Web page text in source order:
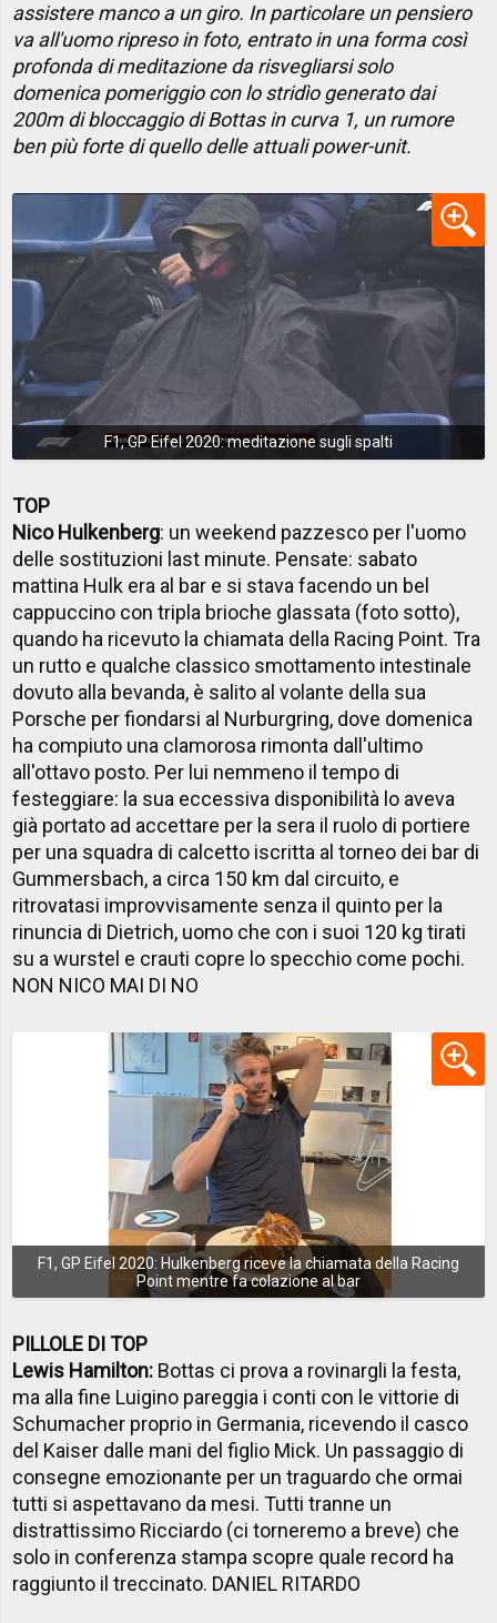
assistere manco a un giro. In particolare un pensiero
va all'uomo ripreso in foto, entrato in una forma così
profonda di meditazione da risvegliarsi solo
domenica pomeriggio con lo stridìo generato dai
200m di bloccaggio di Bottas in curva 1, un rumore
ben più forte di quello delle attuali power-unit.
F1, GP Eifel 2020: meditazione sugli spalti
TOP
Nico Hulkenberg: un weekend pazzesco per l'uomo
delle sostituzioni last minute. Pensate: sabato
mattina Hulk era al bar e si stava facendo un bel
cappuccino con tripla brioche glassata (foto sotto),
quando ha ricevuto la chiamata della Racing Point. Tra
un rutto e qualche classico smottamento intestinale
dovuto alla bevanda, è salito al volante della sua
Porsche per fiondarsi al Nurburgring, dove domenica
ha compiuto una clamorosa rimonta dall'ultimo
all'ottavo posto. Per lui nemmeno il tempo di
festeggiare: la sua eccessiva disponibilità lo aveva
già portato ad accettare per la sera il ruolo di portiere
per una squadra di calcetto iscritta al torneo dei bar di
Gummersbach, a circa 150 km dal circuito, e
ritrovatasi improvvisamente senza il quinto per la
rinuncia di Dietrich, uomo che con i suoi 120 kg tirati
su a wurstel e crauti copre lo specchio come pochi.
NON NICO MAI DI NO
F1, GP Eifel 2020: Hulkenberg riceve la chiamata della Racing
Point mentre fa colazione al bar
PILLOLE DI TOP
Lewis Hamilton: Bottas ci prova a rovinargli la festa,
ma alla fine Luigino pareggia i conti con le vittorie di
Schumacher proprio in Germania, ricevendo il casco
del Kaiser dalle mani del figlio Mick. Un passaggio di
consegne emozionante per un traguardo che ormai
tutti si aspettavano da mesi. Tutti tranne un
distrattissimo Ricciardo (ci torneremo a breve) che
solo in conferenza stampa scopre quale record ha
raggiunto il treccinato. DANIEL RITARDO